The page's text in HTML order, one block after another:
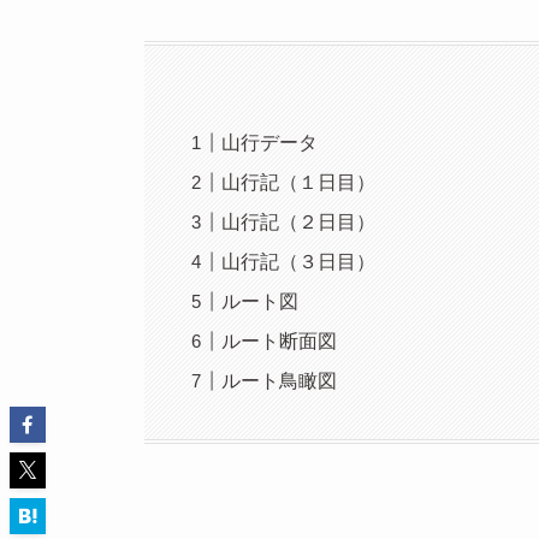
山行データ
山行記（１日目）
山行記（２日目）
山行記（３日目）
ルート図
ルート断面図
ルート鳥瞰図